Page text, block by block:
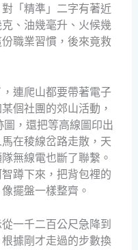
「精準」二字有著近
、油幾毫升、火候幾
職業習慣，後來竟救
連爬山都要帶著電子
個社團的郊山活動，
，還把等高線圖印出
在稜線岔路走散，天
無線電也斷了聯繫。
蹲下來，把背包裡的
擺盤一樣整齊。
一千二百公尺急降到
據剛才走過的步數換